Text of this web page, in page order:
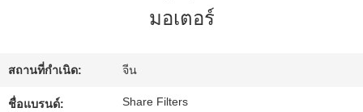
โรงงาน
มอเตอร์
สถานที่กำเนิด: จีน
ชื่อแบรนด์: Share Filters